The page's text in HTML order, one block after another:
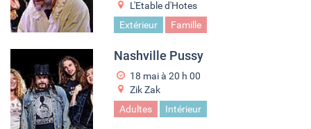
L'Etable d'Hotes
Extérieur
Famille
Nashville Pussy
18 mai à 20 h 00
Zik Zak
Adultes
Intérieur